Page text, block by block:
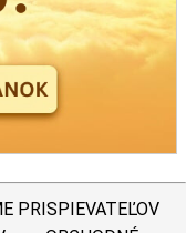
PRISPIEVATEĽOV